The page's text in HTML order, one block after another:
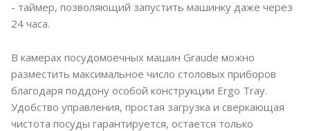
- таймер, позволяющий запустить машинку даже через
24 часа.
В камерах посудомоечных машин Graude можно
разместить максимальное число столовых приборов
благодаря поддону особой конструкции Ergo Tray.
Удобство управления, простая загрузка и сверкающая
чистота посуды гарантируется, остается только